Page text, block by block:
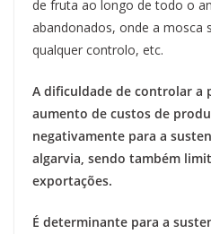
de fruta ao longo de todo o
abandonados, onde a mosca
qualquer controlo, etc.
A dificuldade de controlar a
aumento de custos de
negativamente para a
algarvia, sendo também
exportações.
É determinante para a